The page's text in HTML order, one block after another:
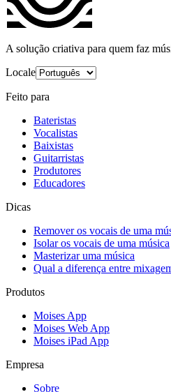
A solução criativa para quem faz
Locale
Feito para
Bateristas
Vocalistas
Baixistas
Guitarristas
Produtores
Educadores
Dicas
Remover os vocais de uma
Isolar os vocais de uma música
Masterizar uma música
Qual a diferença entre
Produtos
Moises App
Moises Web App
Moises iPad App
Empresa
Sobre